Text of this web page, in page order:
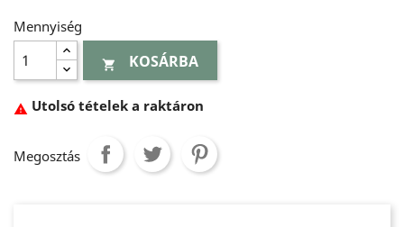
Mennyiség
 KOSÁRBA
 Utolsó tételek a raktáron
Megosztás